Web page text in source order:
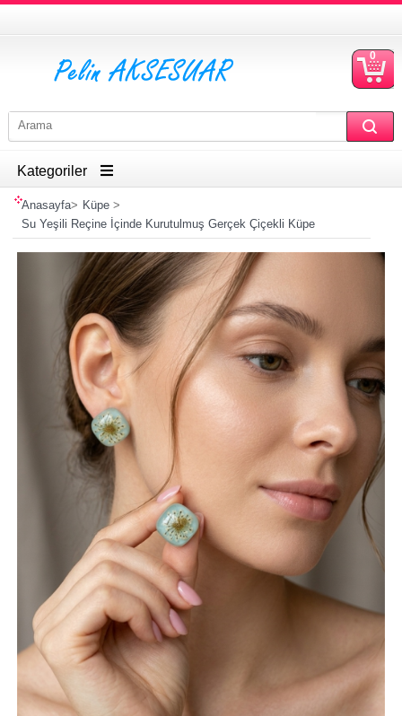
0
Kategoriler
Anasayfa> Küpe>
Su Yeşili Reçine İçinde Kurutulmuş Gerçek Çiçekli Küpe